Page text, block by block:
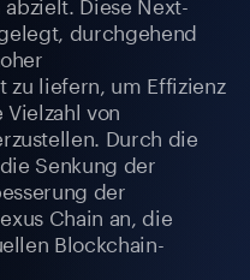
durchgehend
zu liefern, um Effizienz
von
Durch die
Senkung der
der
Chain an, die
Blockchain-